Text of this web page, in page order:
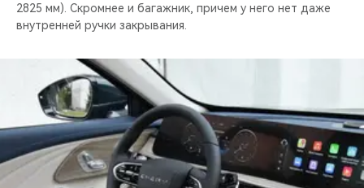
2825 мм). Скромнее и багажник, причем у него нет даже
внутренней ручки закрывания.